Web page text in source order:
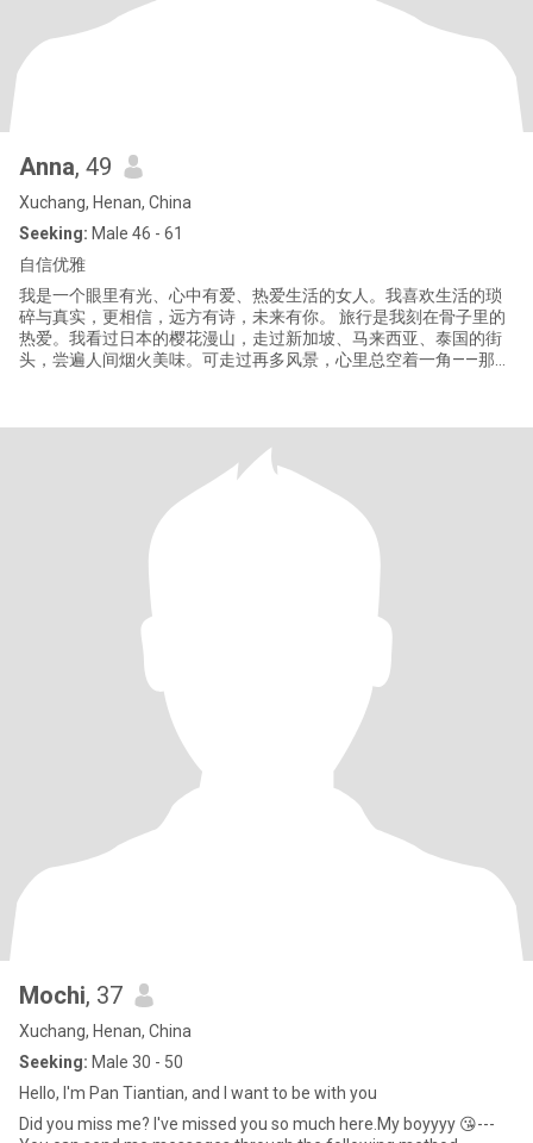
Anna, 49
Xuchang, Henan, China
Seeking: Male 46 - 61
自信优雅
我是一个眼里有光、心中有爱、热爱生活的女人。我喜欢生活的琐
碎与真实，更相信，远方有诗，未来有你。 旅行是我刻在骨子里的
热爱。我看过日本的樱花漫山，走过新加坡、马来西亚、泰国的街
头，尝遍人间烟火美味。可走过再多风景，心里总空着一角——那是
生，我们一起看遍世界，从日出到日落，把每一段旅途，都酿成只
属于我们的独家记忆。 我也深爱居家的温柔时光
Mochi, 37
Xuchang, Henan, China
Seeking: Male 30 - 50
Hello, I'm Pan Tiantian, and I want to be with you
Did you miss me? I've missed you so much here.My boyyyy 😘---